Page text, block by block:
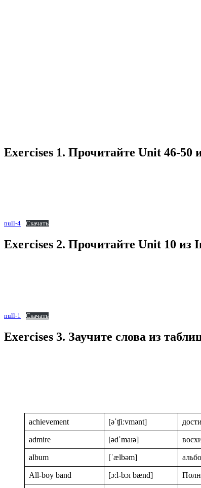
Exercises 1. Прочитайте Unit 46-50
null-4 Скачать
Exercises 2. Прочитайте Unit 10 из
null-1 Скачать
Exercises 3. Заучите слова из
achievement [əˈʧiːvmənt]
admire [ədˈmaɪə]
album [ˈælbəm]
All-boy band [ɔːl-bɔɪ bænd]